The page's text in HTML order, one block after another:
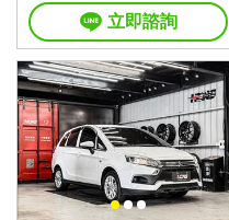
立即諮詢